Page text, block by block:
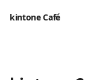
kintone Café